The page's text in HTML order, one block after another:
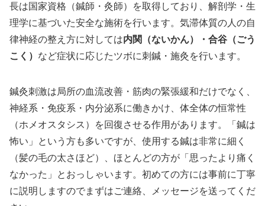
長は国家資格（鍼師・灸師）を取得しており、解剖学・生
理学に基づいた安全な施術を行います。気滞体質の人の自
律神経の整え方に対しては内関（ないかん）・合谷（ごう
こく） など症状に応じたツボに刺鍼・施灸を行います。
鍼灸刺激は局所の血流改善・筋肉の緊張緩和だけでなく、
神経系・免疫系・内分泌系に働きかけ、体全体の恒常性
（ホメオスタシス）を回復させる作用があります。「鍼は
怖い」という方も多いですが、使用する鍼は非常に細く
（髪の毛の太さほど）、ほとんどの方が「思ったより痛く
なかった」とおっしゃいます。初めての方には事前に丁寧
に説明しますのでまずはご連絡、メッセージを送ってくだ